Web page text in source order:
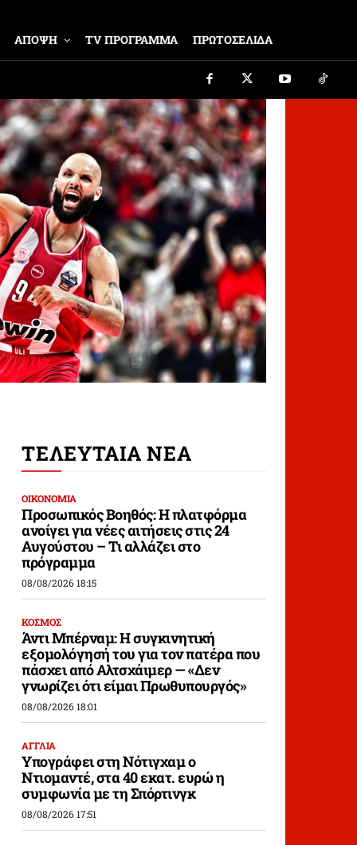
ΑΠΟΨΗ TV ΠΡΟΓΡΑΜΜΑ ΠΡΩΤΟΣΕΛΙΔΑ
ΤΕΛΕΥΤΑΙΑ ΝΕΑ
ΟΙΚΟΝΟΜΙΑ
Προσωπικός Βοηθός: Η πλατφόρμα
ανοίγει για νέες αιτήσεις στις 24
Αυγούστου – Τι αλλάζει στο
πρόγραμμα
08/08/2026 18:15
ΚΟΣΜΟΣ
Άντι Μπέρναμ: Η συγκινητική
εξομολόγησή του για τον πατέρα που
πάσχει από Αλτσχάιμερ — «Δεν
γνωρίζει ότι είμαι Πρωθυπουργός»
08/08/2026 18:01
ΑΓΓΛΙΑ
Υπογράφει στη Νότιγχαμ ο
Ντιομαντέ, στα 40 εκατ. ευρώ η
συμφωνία με τη Σπόρτινγκ
08/08/2026 17:51